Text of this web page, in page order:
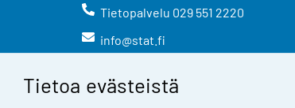
Tietoa evästeistä
Tietopalvelu 029 551 2220
info@stat.fi